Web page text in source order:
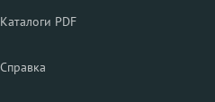
Каталоги PDF
Справка